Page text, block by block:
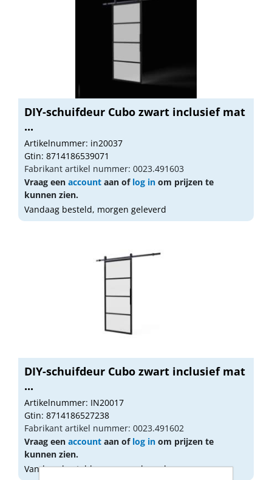
DIY-schuifdeur Cubo zwart inclusief mat
...
Artikelnummer: in20037
Gtin: 8714186539071
Fabrikant artikel nummer: 0023.491603
Vraag een account aan of log in om prijzen te
kunnen zien.
Vandaag besteld, morgen geleverd
DIY-schuifdeur Cubo zwart inclusief mat
...
Artikelnummer: IN20017
Gtin: 8714186527238
Fabrikant artikel nummer: 0023.491602
Vraag een account aan of log in om prijzen te
kunnen zien.
Vandaag besteld, morgen geleverd